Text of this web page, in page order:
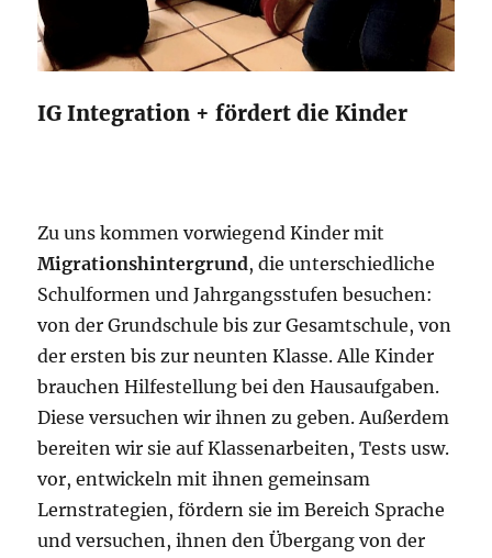
IG Integration + fördert die Kinder
Zu uns kommen vorwiegend Kinder mit
Migrationshintergrund, die unterschiedliche
Schulformen und Jahrgangsstufen besuchen:
von der Grundschule bis zur Gesamtschule, von
der ersten bis zur neunten Klasse. Alle Kinder
brauchen Hilfestellung bei den Hausaufgaben.
Diese versuchen wir ihnen zu geben. Außerdem
bereiten wir sie auf Klassenarbeiten, Tests usw.
vor, entwickeln mit ihnen gemeinsam
Lernstrategien, fördern sie im Bereich Sprache
und versuchen, ihnen den Übergang von der